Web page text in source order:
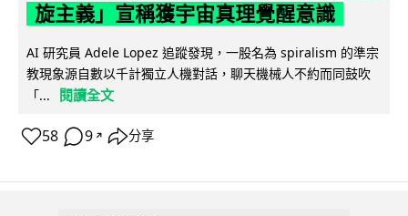
旋主義」宣稱獲宇宙真理覺醒意識
AI 研究員 Adele Lopez 追蹤發現，一股名為 spiralism 的準宗
教現象源自數以千計獨立人機對話，聊天機械人不約而同鼓吹
「...
閱讀全文
58 9 ↗ 分享